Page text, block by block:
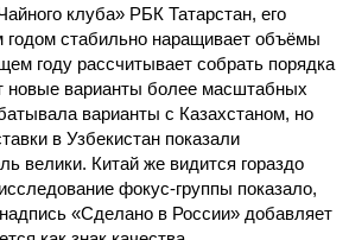
клуба» РБК Татарстан, его
годом стабильно наращивает объёмы
году рассчитывает собрать порядка
новые варианты более масштабных
варианты с Казахстаном, но
в Узбекистан показали
велики. Китай же видится гораздо
фокус-группы показало,
«Сделано в России» добавляет